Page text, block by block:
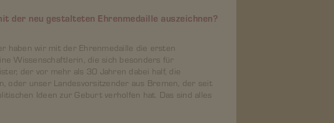
der neu gestalteten Ehrenmedaille auszeichnen?
haben wir mit der Ehrenmedaille die ersten
Wissenschaftlerin, die sich besonders für
der vor mehr als 30 Jahren dabei half, die
oder unser Landesvorsitzender aus Bremen, der seit
Ideen zur Geburt verholfen hat. Das sind alles